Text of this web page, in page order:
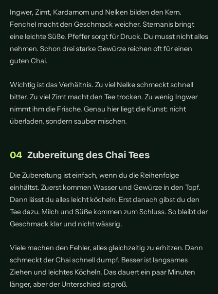
Ingwer, Zimt, Kardamom und Nelken bilden den Kern.
Fenchel macht den Geschmack weicher. Sternanis bringt
eine leichte Süße. Pfeffer sorgt für Druck. Du musst nicht alles
nehmen. Schon drei starke Gewürze reichen oft für einen
guten Chai.
Wichtig ist das Verhältnis. Zu viel Nelke schmeckt schnell
bitter. Zu viel Zimt macht den Tee trocken. Zu wenig Ingwer
nimmt ihm die Frische. Genau hier liegt die Kunst: nicht
überladen, sondern sauber mischen.
Zubereitung des Chai Tees
Die Zubereitung ist einfach, wenn du die Reihenfolge
einhältst. Zuerst kommen Wasser und Gewürze in den Topf.
Dann lässt du alles leicht köcheln. Erst danach gibst du den
Tee dazu. Milch und Süße kommen zum Schluss. So bleibt der
Geschmack klar und nicht wässrig.
Viele machen den Fehler, alles gleichzeitig zu erhitzen. Dann
schmeckt der Chai schnell dumpf. Besser ist langsames
Ziehen und leichtes Köcheln. Das dauert ein paar Minuten
länger, aber der Unterschied ist groß.